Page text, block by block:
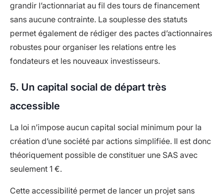
grandir l’actionnariat au fil des tours de financement
sans aucune contrainte. La souplesse des statuts
permet également de rédiger des pactes d’actionnaires
robustes pour organiser les relations entre les
fondateurs et les nouveaux investisseurs.
5. Un capital social de départ très
accessible
La loi n’impose aucun capital social minimum pour la
création d’une société par actions simplifiée. Il est donc
théoriquement possible de constituer une SAS avec
seulement 1 €.
Cette accessibilité permet de lancer un projet sans